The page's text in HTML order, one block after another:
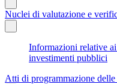
Nuclei di valutazione e
Informazioni relative
investimenti pubblici
Atti di programmazione